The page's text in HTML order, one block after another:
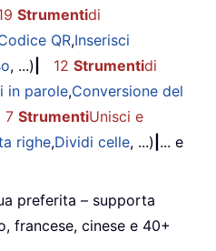
Strumentidi
QR,Inserisci
, ...) 12 Strumentidi
in parole,Conversione del
7 StrumentiUnisci e
righe,Dividi celle, ...) ... e
preferita – supporta
francese, cinese e 40+